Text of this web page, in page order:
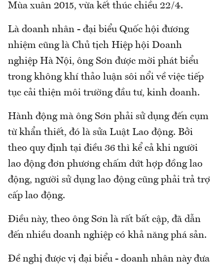
Mùa xuân 2015, vừa kết thúc chiều 22/4.
Là doanh nhân - đại biểu Quốc hội đương
nhiệm cũng là Chủ tịch Hiệp hội Doanh
nghiệp Hà Nội, ông Sơn được mời phát biểu
trong không khí thảo luận sôi nổi về việc tiếp
tục cải thiện môi trường đầu tư, kinh doanh.
Hành động mà ông Sơn phải sử dụng đến cụm
từ khẩn thiết, đó là sửa Luật Lao động. Bởi
theo quy định tại điều 36 thì kể cả khi người
lao động đơn phương chấm dứt hợp đồng lao
động, người sử dụng lao động cũng phải trả trợ
cấp lao động.
Điều này, theo ông Sơn là rất bất cập, đã dẫn
đến nhiều doanh nghiệp có khả năng phá sản.
Đề nghị được vị đại biểu - doanh nhân này đưa